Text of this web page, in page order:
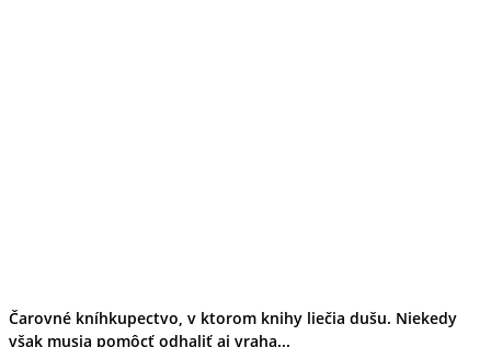
Čarovné kníhkupectvo, v ktorom knihy liečia dušu. Niekedy
však musia pomôcť odhaliť aj vraha...